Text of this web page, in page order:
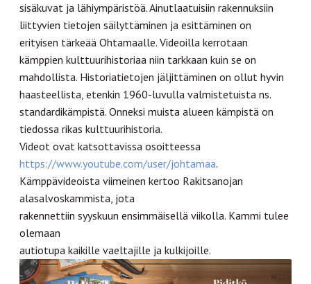
sisäkuvat ja lähiympäristöä. Ainutlaatuisiin rakennuksiin
liittyvien tietojen säilyttäminen ja esittäminen on
erityisen tärkeää Ohtamaalle. Videoilla kerrotaan
kämppien kulttuurihistoriaa niin tarkkaan kuin se on
mahdollista. Historiatietojen jäljittäminen on ollut hyvin
haasteellista, etenkin 1960-luvulla valmistetuista ns.
standardikämpistä. Onneksi muista alueen kämpistä on
tiedossa rikas kulttuurihistoria.
Videot ovat katsottavissa osoitteessa
https://www.youtube.com/user/johtamaa.
Kämppävideoista viimeinen kertoo Rakitsanojan
alasalvoskammista, jota
rakennettiin syyskuun ensimmäisellä viikolla. Kammi tulee
olemaan
autiotupa kaikille vaeltajille ja kulkijoille.